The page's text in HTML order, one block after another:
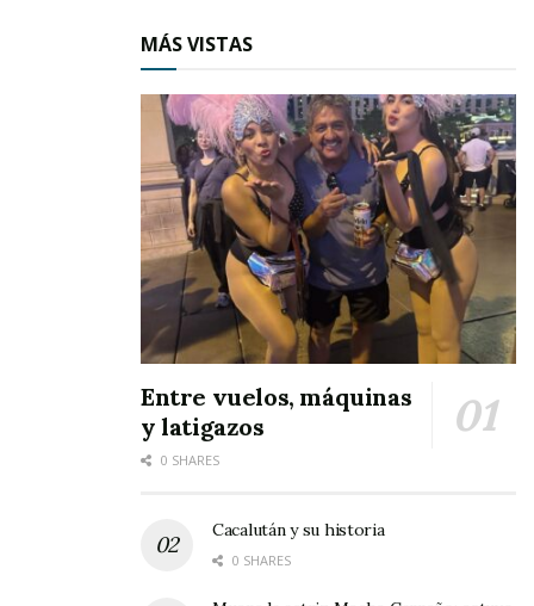
MÁS VISTAS
Entre vuelos, máquinas
y latigazos
0 SHARES
Cacalután y su historia
0 SHARES